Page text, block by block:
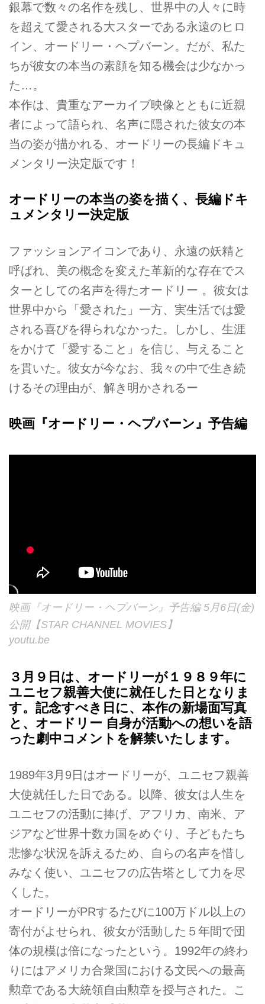
銀幕で数々の名作を残し、世界中の人々に時
を超えて愛される大スターである永遠のヒロ
イン、オードリー・ヘプバーン。だが、私た
ちが彼女の本当の素顔を知る機会は少なかっ
た…。
本作は、貴重なアーカイブ映像とともに近親
者によって語られ、名声に隠された彼女の本
当の姿が描かれる、オードリーの長編ドキュ
メンタリー決定版です！
オードリーの本当の姿を描く、長編ドキ
ュメンタリー決定版
ファッションアイコンであり、永遠の妖精と
呼ばれ、美の概念を変えた革新的な存在でス
ターとしての名声を得たオードリー 。彼女は
世界中から「愛された」一方、実生活では愛
される喜びを得られなかった。しかし、生涯
をかけて「愛すること」を信じ、与えること
を貫いた。彼女が今なお、我々の中で生き続
けるその理由が、解き明かされるー
映画『オードリー・ヘプバーン』予告編
映画『オードリー・ヘプバーン』予告編 5月6日(金)
公開【STAR CHANNEL MOVIES】
youtu.be
３月９日は、オードリーが１９８９年に
ユニセフ親善大使に就任した日となりま
す。記念すべき日に、本作の新場面写真
と、オードリー 自身が活動への想いを語
った劇中コメントを解禁いたします。
1989年3月9日はオードリーが、ユニセフ親善
大使就任した日である。以降、彼女は人生を
ユニセフの活動に捧げ、アフリカ、南米、ア
ジアなど世界十数カ国をめぐり、子どもたち
悲惨な状況を訴えるため、自らの名声を惜し
みなく使い、ユニセフの広告塔として力を尽
くした。
オードリーがPRするたびに100万ドル以上の
寄付がよせられ、彼女が活動した５年間で団
体の規模は倍になったという。1992年の終わ
りにはアメリカ合衆国における文民への最高
勲章である大統領自由勲章を授与された。こ